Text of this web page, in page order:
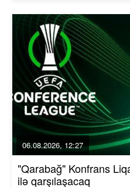
06.08.2026, 12:27
"Qarabağ" Konfrans
ilə qarşılaşacaq